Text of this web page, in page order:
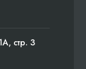
стр. 3